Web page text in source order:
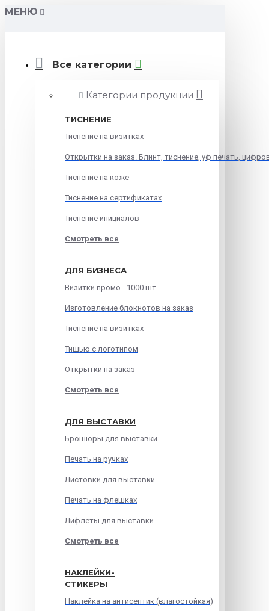
МЕНЮ
Все категории
Категории продукции
ТИСНЕНИЕ
Тиснение на визитках
Открытки на заказ. Блинт, тиснение, уф печать,
Тиснение на коже
Тиснение на сертификатах
Тиснение инициалов
Смотреть все
ДЛЯ БИЗНЕСА
Визитки промо - 1000 шт.
Изготовление блокнотов на заказ
Тиснение на визитках
Тишью с логотипом
Открытки на заказ
Смотреть все
ДЛЯ ВЫСТАВКИ
Брошюры для выставки
Печать на ручках
Листовки для выставки
Печать на флешках
Лифлеты для выставки
Смотреть все
НАКЛЕЙКИ-
СТИКЕРЫ
Наклейка на антисептик (влагостойкая)